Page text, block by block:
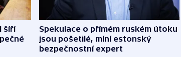
šíří
Spekulace o přímém ruském útoku
jsou pošetilé, míní estonský
bezpečnostní expert